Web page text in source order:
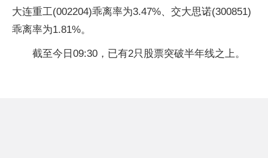
大连重工(002204)乖离率为3.47%、交大思诺(300851)
乖离率为1.81%。
截至今日09:30，已有2只股票突破半年线之上。